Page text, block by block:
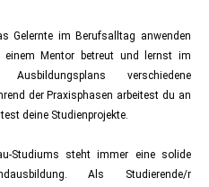
Gelernte im Berufsalltag anwenden
Mentor betreut und lernst im
verschiedene
der Praxisphasen arbeitest du an
deine Studienprojekte.
Studiums steht immer eine solide
Als Studierende/r